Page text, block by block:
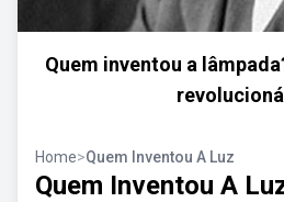
Quem inventou a
Home>Quem Inventou A Luz
Quem Inventou A